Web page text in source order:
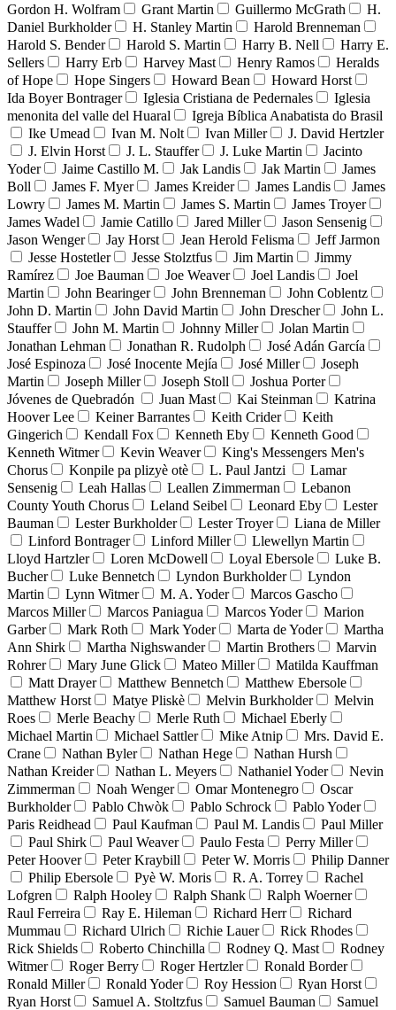
Gordon H. Wolfram Grant Martin Guillermo McGrath
H.
Daniel Burkholder
H. Stanley Martin
Harold Brenneman
Harold S. Bender
Harold S. Martin Harry B. Nell
Harry E.
Sellers
Harry Erb Harvey Mast Henry Ramos
Heralds
of Hope
Hope Singers Howard Bean
Howard Horst
Ida Boyer Bontrager
Iglesia Cristiana de Pedernales
Iglesia
menonita del valle del Huaral
Igreja Bíblica Anabatista do Brasil
Ike Umead
Ivan M. Nolt Ivan Miller
J. David Hertzler
J. Elvin Horst
J. L. Stauffer J. Luke Martin
Jacinto
Yoder
Jaime Castillo M. Jak Landis Jak Martin
James
Boll
James F. Myer James Kreider James Landis
James
Lowry
James M. Martin James S. Martin
James Troyer
James Wadel
Jamie Catillo Jared Miller
Jason Sensenig
Jason Wenger
Jay Horst Jean Herold Felisma
Jeff Jarmon
Jesse Hostetler
Jesse Stolztfus Jim Martin
Jimmy
Ramírez
Joe Bauman Joe Weaver Joel Landis
Joel
Martin
John Bearinger John Brenneman
John Coblentz
John D. Martin
John David Martin John Drescher
John L.
Stauffer
John M. Martin Johnny Miller
Jolan Martin
Jonathan Lehman
Jonathan R. Rudolph
José Adán García
José Espinoza
José Inocente Mejía José Miller
Joseph
Martin
Joseph Miller Joseph Stoll
Joshua Porter
Jóvenes de Quebradón
Juan Mast Kai Steinman
Katrina
Hoover Lee
Keiner Barrantes Keith Crider
Keith
Gingerich
Kendall Fox Kenneth Eby
Kenneth Good
Kenneth Witmer
Kevin Weaver
King's Messengers Men's
Chorus
Konpile pa plizyè otè L. Paul Jantzi
Lamar
Sensenig
Leah Hallas Leallen Zimmerman
Lebanon
County Youth Chorus
Leland Seibel Leonard Eby
Lester
Bauman
Lester Burkholder Lester Troyer
Liana de Miller
Linford Bontrager
Linford Miller
Llewellyn Martin
Lloyd Hartzler
Loren McDowell Loyal Ebersole
Luke B.
Bucher
Luke Bennetch Lyndon Burkholder
Lyndon
Martin
Lynn Witmer M. A. Yoder
Marcos Gascho
Marcos Miller
Marcos Paniagua Marcos Yoder
Marion
Garber
Mark Roth Mark Yoder Marta de Yoder
Martha
Ann Shirk
Martha Nighswander Martin Brothers
Marvin
Rohrer
Mary June Glick Mateo Miller
Matilda Kauffman
Matt Drayer
Matthew Bennetch
Matthew Ebersole
Matthew Horst
Matye Pliskè Melvin Burkholder
Melvin
Roes
Merle Beachy Merle Ruth
Michael Eberly
Michael Martin
Michael Sattler Mike Atnip
Mrs. David E.
Crane
Nathan Byler Nathan Hege
Nathan Hursh
Nathan Kreider
Nathan L. Meyers Nathaniel Yoder
Nevin
Zimmerman
Noah Wenger Omar Montenegro
Oscar
Burkholder
Pablo Chwòk Pablo Schrock
Pablo Yoder
Paris Reidhead
Paul Kaufman Paul M. Landis
Paul Miller
Paul Shirk
Paul Weaver Paulo Festa
Perry Miller
Peter Hoover
Peter Kraybill Peter W. Morris
Philip Danner
Philip Ebersole
Pyè W. Moris R. A. Torrey
Rachel
Lofgren
Ralph Hooley Ralph Shank
Ralph Woerner
Raul Ferreira
Ray E. Hileman Richard Herr
Richard
Mummau
Richard Ulrich Richie Lauer
Rick Rhodes
Rick Shields
Roberto Chinchilla Rodney Q. Mast
Rodney
Witmer
Roger Berry Roger Hertzler
Ronald Border
Ronald Miller
Ronald Yoder Roy Hession
Ryan Horst
Ryan Horst
Samuel A. Stoltzfus Samuel Bauman
Samuel